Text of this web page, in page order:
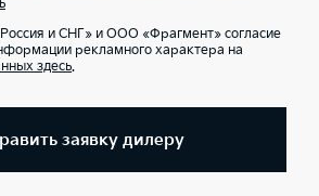
и СНГ» и ООО «Фрагмент» согласие
рекламного характера на
здесь.
заявку дилеру